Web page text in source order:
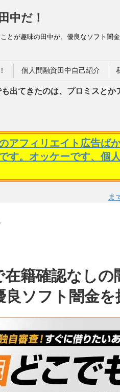
中だ！
とが趣味の田中が、優良なソフト闇
個人間融資田中自己紹介
出てきたのは、プロミスとか
フィリエイト広告ば
す。オッケーです、個
ま
在籍確認なしの
良ソフト闇金を